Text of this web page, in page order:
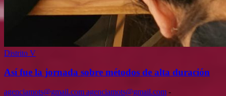
Distrito V
Así fue la jornada sobre métodos de alta duración
agenciamots@gmail.com agenciamots@gmail.com -